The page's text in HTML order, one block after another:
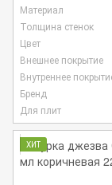
Материал
Толщина стенок
Цвет
Внешнее покрытие
Внутреннее
Бренд
Для плит
ХИТ